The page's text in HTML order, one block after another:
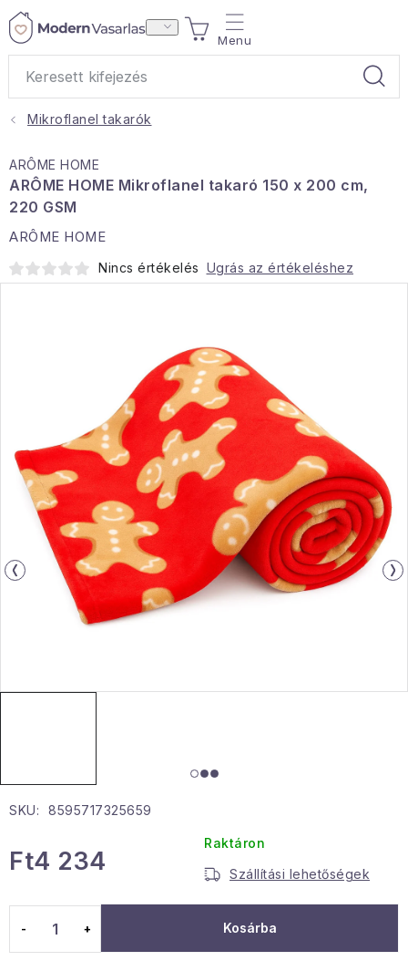
Ugrás
KOSÁR
Otthoni illatok
Teák
Lakástextil
Egészség és szépség
Sport és szabadban
Gyermekeknek
Sziasztok, hív a nyár.
A személyes adatok védelmének feltételei
Hogyan kell panaszkodni / visszaadni az áruka
Mikroflanel takarók
SKU: 8595717325659
Ft4 234
Raktáron
Szállítási lehetőségek
Kosárba
ARÔME HOME
ARÔME HOME Mikroflanel takaró 150 x 200 cm,
220 GSM
ARÔME HOME
Nincs értékelés Ugrás az értékeléshez